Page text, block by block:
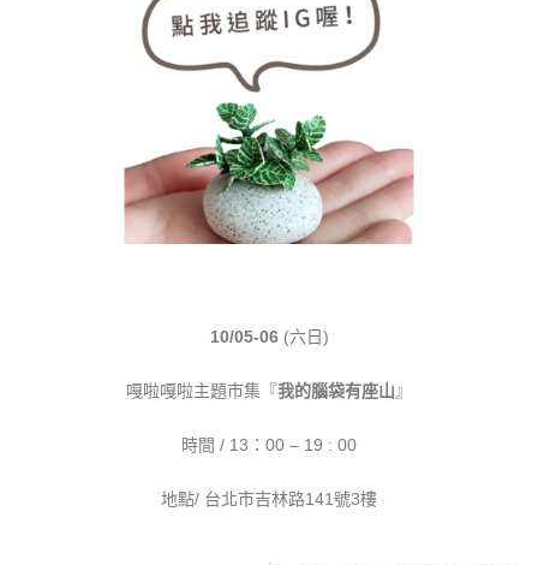
10/05-06(六日)
嘎啦嘎啦主題市集『我的腦袋有座山 』
時間 / 13：00 – 19 : 00
地點/ 台北市吉林路141號3樓